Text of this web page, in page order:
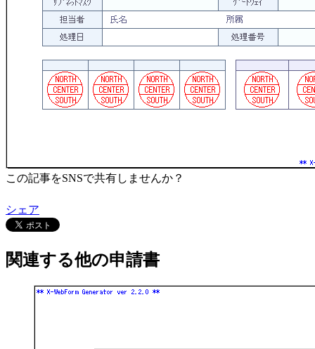
この記事をSNSで共有しませんか？
シェア
関連する他の申請書